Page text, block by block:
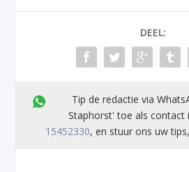
DEEL:
Tip de redactie via
Staphorst' toe als contact
15452330, en stuur ons uw